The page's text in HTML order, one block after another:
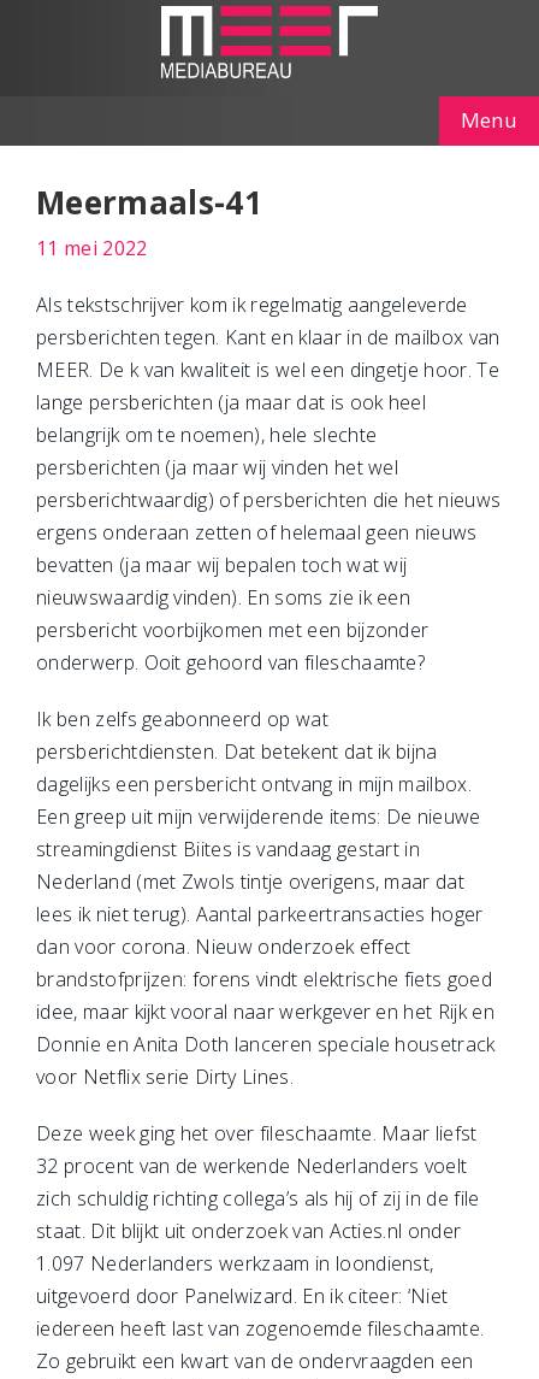
Menu
Meermaals-41
11 mei 2022
Als tekstschrijver kom ik regelmatig aangeleverde
persberichten tegen. Kant en klaar in de mailbox van
MEER. De k van kwaliteit is wel een dingetje hoor. Te
lange persberichten (ja maar dat is ook heel
belangrijk om te noemen), hele slechte
persberichten (ja maar wij vinden het wel
persberichtwaardig) of persberichten die het nieuws
ergens onderaan zetten of helemaal geen nieuws
bevatten (ja maar wij bepalen toch wat wij
nieuwswaardig vinden). En soms zie ik een
persbericht voorbijkomen met een bijzonder
onderwerp. Ooit gehoord van fileschaamte?
Ik ben zelfs geabonneerd op wat
persberichtdiensten. Dat betekent dat ik bijna
dagelijks een persbericht ontvang in mijn mailbox.
Een greep uit mijn verwijderende items: De nieuwe
streamingdienst Biites is vandaag gestart in
Nederland (met Zwols tintje overigens, maar dat
lees ik niet terug). Aantal parkeertransacties hoger
dan voor corona. Nieuw onderzoek effect
brandstofprijzen: forens vindt elektrische fiets goed
idee, maar kijkt vooral naar werkgever en het Rijk en
Donnie en Anita Doth lanceren speciale housetrack
voor Netflix serie Dirty Lines.
Deze week ging het over fileschaamte. Maar liefst
32 procent van de werkende Nederlanders voelt
zich schuldig richting collega’s als hij of zij in de file
staat. Dit blijkt uit onderzoek van Acties.nl onder
1.097 Nederlanders werkzaam in loondienst,
uitgevoerd door Panelwizard. En ik citeer: ‘Niet
iedereen heeft last van zogenoemde fileschaamte.
Zo gebruikt een kwart van de ondervraagden een